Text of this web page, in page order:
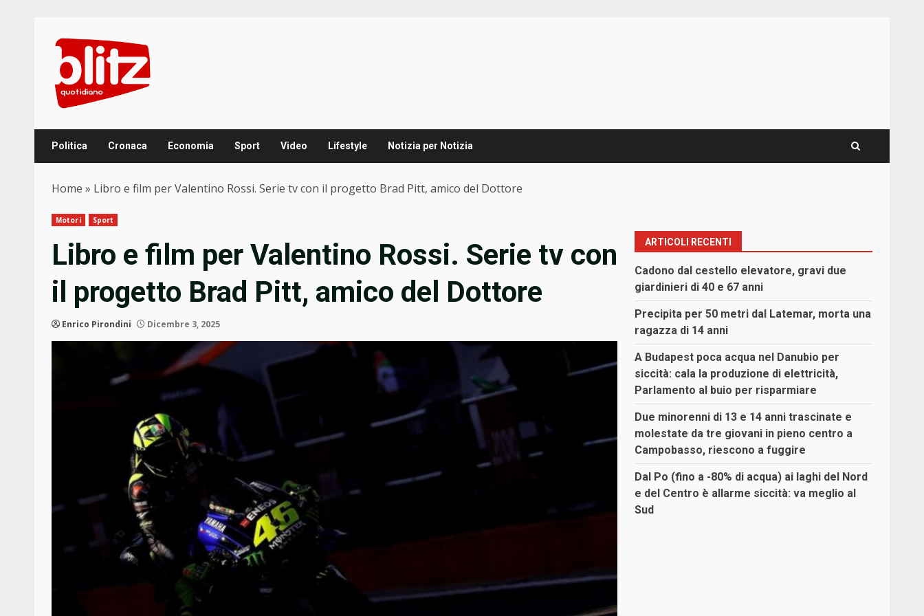
content
Politica Cronaca Economia Sport Video Lifestyle Notizia per Notizia
Home » Libro e film per Valentino Rossi. Serie tv con il progetto Brad Pitt, amico del Dottore
Motori Sport
Libro e film per Valentino Rossi. Serie tv con
il progetto Brad Pitt, amico del Dottore
Enrico Pirondini Dicembre 3, 2025
ARTICOLI RECENTI
Cadono dal cestello elevatore, gravi due
giardinieri di 40 e 67 anni
Precipita per 50 metri dal Latemar, morta una
ragazza di 14 anni
A Budapest poca acqua nel Danubio per
siccità: cala la produzione di elettricità,
Parlamento al buio per risparmiare
Due minorenni di 13 e 14 anni trascinate e
molestate da tre giovani in pieno centro a
Campobasso, riescono a fuggire
Dal Po (fino a -80% di acqua) ai laghi del Nord
e del Centro è allarme siccità: va meglio al
Sud